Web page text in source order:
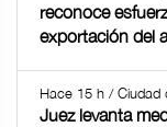
reconoce
exportación del
Hace 15 h / Ciudad
Juez levanta